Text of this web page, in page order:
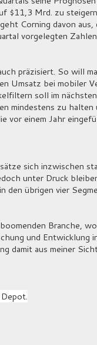
$11,3 Mrd. zu
Corning davon aus,
vorgelegten
präzisiert. So will
Umsatz bei mobiler
soll im
mindestens zu halten
vor einem Jahr
sich inzwischen
unter Druck
den übrigen vier
Branche,
und Entwicklung
damit aus meiner